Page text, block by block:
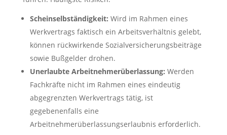
Scheinselbständigkeit: Wird im Rahmen eines
Werkvertrags faktisch ein Arbeitsverhältnis gelebt,
können rückwirkende Sozialversicherungsbeiträge
sowie Bußgelder drohen.
Unerlaubte Arbeitnehmerüberlassung: Werden
Fachkräfte nicht im Rahmen eines eindeutig
abgegrenzten Werkvertrags tätig, ist
gegebenenfalls eine
Arbeitnehmerüberlassungserlaubnis erforderlich.